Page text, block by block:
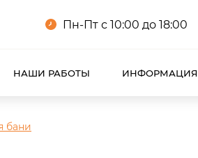
Пн-Пт с 10:00 до 18:00
НАШИ РАБОТЫ ИНФОРМАЦИЯ
бани